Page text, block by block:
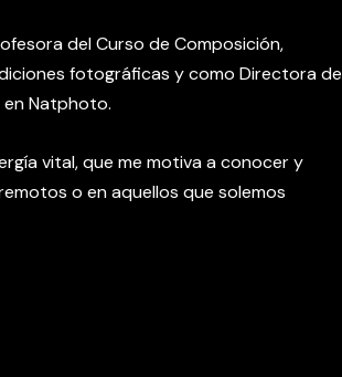
del Curso de Composición,
fotográficas y como Directora de
en Natphoto.
vital, que me motiva a conocer y
o en aquellos que solemos